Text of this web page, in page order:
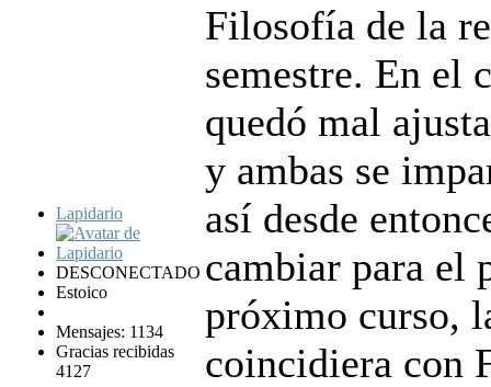
Lapidario
DESCONECTADO
Estoico
Mensajes: 1134
Gracias recibidas
4127
Filosofía de la
semestre. En el
quedó mal
y ambas se
así desde
cambiar para el
próximo curso,
coincidiera con